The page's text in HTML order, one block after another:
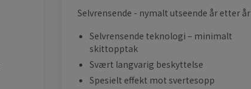
Selvrensende - nymalt utseende år etter år
Selvrensende teknologi – minimalt
skittopptak
Svært langvarig beskyttelse
Spesielt effekt mot svertesopp